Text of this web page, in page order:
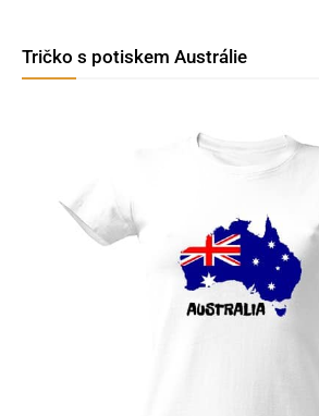
Tričko s potiskem Austrálie